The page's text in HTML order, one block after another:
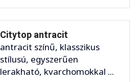
Citytop antracit
antracit színű, klasszikus
stílusú, egyszerűen
lerakható, kvarchomokkal ...